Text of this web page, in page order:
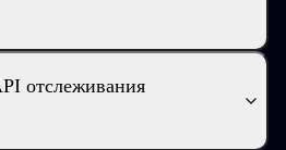
отслеживания